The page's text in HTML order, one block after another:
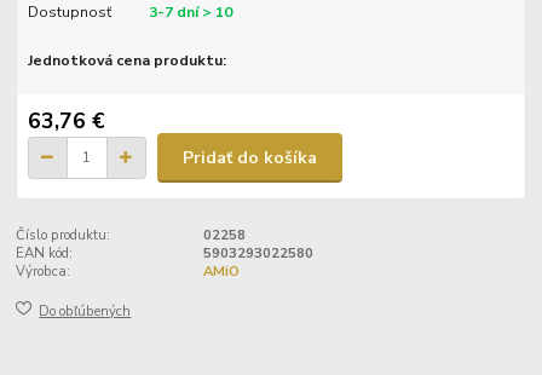
Dostupnosť 3-7 dní > 10
Jednotková cena produktu:
63,76 €
Pridať do košíka
Číslo produktu:
02258
EAN kód:
5903293022580
Výrobca:
AMiO
Do obľúbených